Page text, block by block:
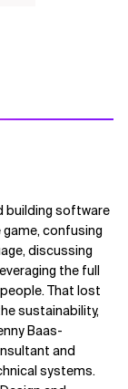
building software
confusing
discussing
the full
That lost
sustainability,
Baas-
and
systems.